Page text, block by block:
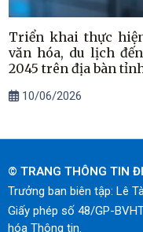
Triển khai thực
văn hóa, du lịch
2045 trên địa bàn
10/06/2026
© TRANG THÔNG TIN
Trưởng ban biên tập: Lê
Giấy phép số 48/GP-
hóa Thông tin.